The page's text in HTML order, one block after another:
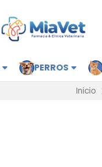
PERROS
Inicio